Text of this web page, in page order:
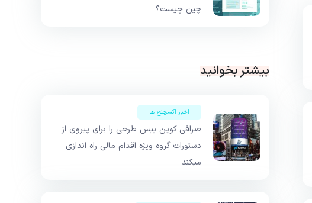
چین چیست؟
بیشتر بخوانید
اخبار اکسچنج ها
صرافی کوین بیس طرحی را برای پیروی از
دستورات گروه ویژه اقدام مالی راه اندازی
میکند